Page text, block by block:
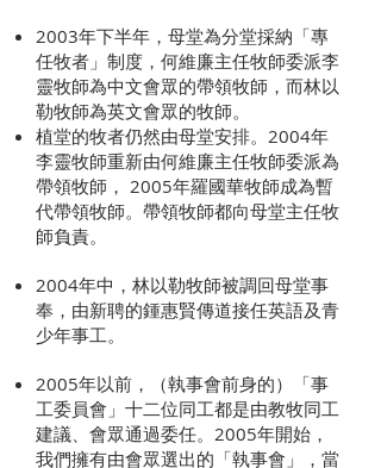
2003年下半年，母堂為分堂採納「專
任牧者」制度，何維廉主任牧師委派李
靈牧師為中文會眾的帶領牧師，而林以
勒牧師為英文會眾的牧師。
植堂的牧者仍然由母堂安排。2004年
李靈牧師重新由何維廉主任牧師委派為
帶領牧師， 2005年羅國華牧師成為暫
代帶領牧師。帶領牧師都向母堂主任牧
師負責。
2004年中，林以勒牧師被調回母堂事
奉，由新聘的鍾惠賢傳道接任英語及青
少年事工。
2005年以前，（執事會前身的）「事
工委員會」十二位同工都是由教牧同工
建議、會眾通過委任。2005年開始，
我們擁有由會眾選出的「執事會」，當